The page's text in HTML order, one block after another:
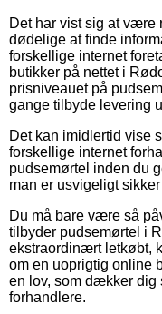
Det har vist sig at være
dødelige at finde
forskellige internet
butikker på nettet i
prisniveauet på
gange tilbyde levering
Det kan imidlertid vise
forskellige internet
pudsemørtel inden du
man er usvigeligt
Du må bare være så
tilbyder pudsemørtel i
ekstraordinært letkøbt,
om en uoprigtig online
en lov, som dækker dig
forhandlere.